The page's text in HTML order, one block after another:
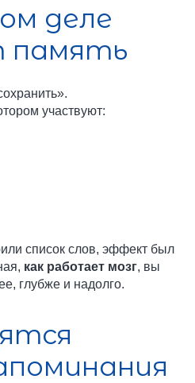
деле
память
участвуют:
список слов, эффект был
как работает мозг, вы
глубже и надолго.